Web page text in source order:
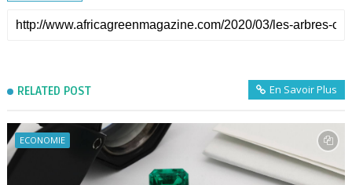
RELATED POST En Savoir Plus
ECONOMIE